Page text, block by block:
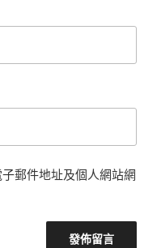
郵件地址及個人網站網